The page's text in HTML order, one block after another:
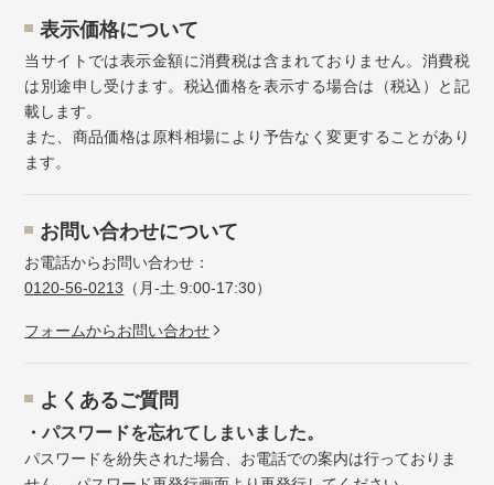
表示価格について
当サイトでは表示金額に消費税は含まれておりません。消費税
は別途申し受けます。税込価格を表示する場合は（税込）と記
載します。
また、商品価格は原料相場により予告なく変更することがあり
ます。
お問い合わせについて
お電話からお問い合わせ：
0120-56-0213 （月-土 9:00-17:30）
フォームからお問い合わせ
よくあるご質問
・パスワードを忘れてしまいました。
パスワードを紛失された場合、お電話での案内は行っておりま